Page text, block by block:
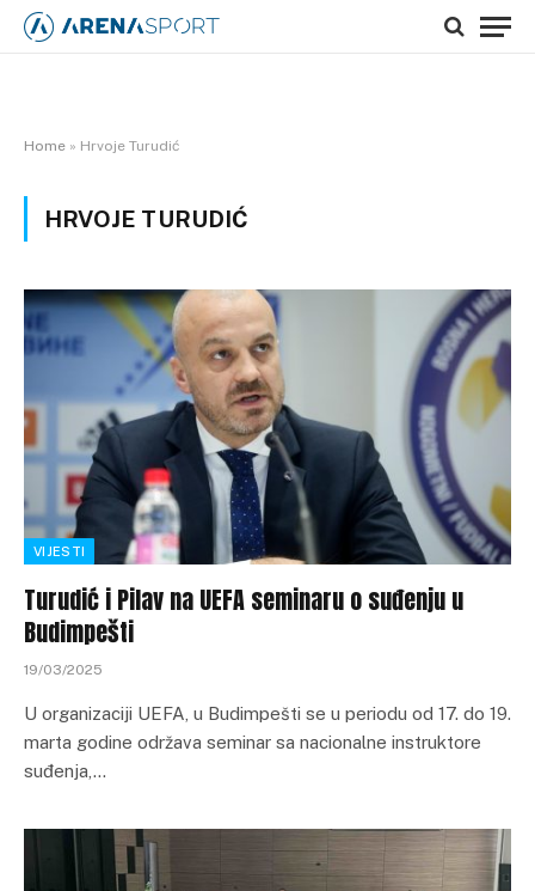
Home » Hrvoje Turudić
HRVOJE TURUDIĆ
VIJESTI
Turudić i Pilav na UEFA seminaru o suđenju u
Budimpešti
19/03/2025
U organizaciji UEFA, u Budimpešti se u periodu od 17. do 19.
marta godine održava seminar sa nacionalne instruktore
suđenja,…